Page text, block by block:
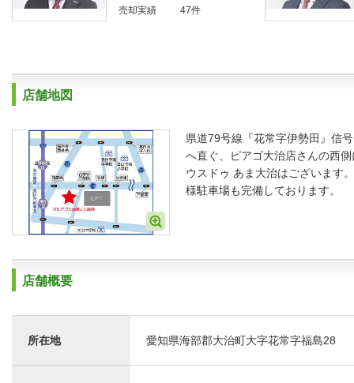
売却実績
47件
店舗地図
県道79号線『花常字伊勢田』信
へ直ぐ、ピアゴ大治店さんの西側
ウスドゥ あま大治はございます
様駐車場も完備しております。
店舗概要
所在地 愛知県海部郡大治町大字花常字福島28